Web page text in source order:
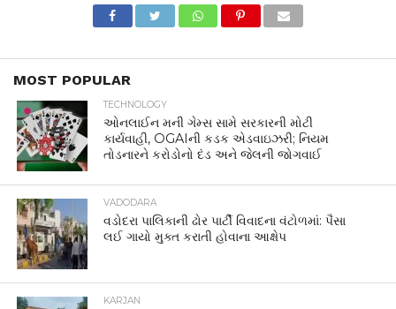
MOST POPULAR
TECHNOLOGY
ઓનલાઈન મની ગેમ્સ સામે સરકારની મોટી
કાર્યવાહી, OGAIની કડક એડવાઇઝરી; નિયમ
તોડનારને કરોડોનો દંડ અને જેલની જોગવાઈ
VADODARA
વડોદરા પાલિકાની ઢોર પાર્ટી વિવાદના વંટોળમાં: પૈસા
લઈ ગાયો મુક્ત કરાતી હોવાના આક્ષેપ
KARJAN